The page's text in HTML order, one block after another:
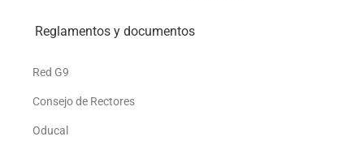
Reglamentos y documentos
Red G9
Consejo de Rectores
Oducal